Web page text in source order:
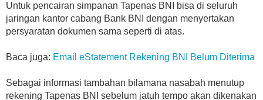
Untuk pencairan simpanan Tapenas BNI bisa di seluruh
jaringan kantor cabang Bank BNI dengan menyertakan
persyaratan dokumen sama seperti di atas.
Baca juga: Email eStatement Rekening BNI Belum Diterima
Sebagai informasi tambahan bilamana nasabah menutup
rekening Tapenas BNI sebelum jatuh tempo akan dikenakan